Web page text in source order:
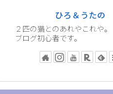
ひろ＆うたの
２匹の猫とのあれやこれや。
ブログ初心者です。